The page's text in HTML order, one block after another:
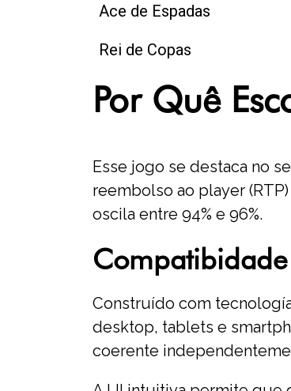
Ace de Espadas
Rei de Copas
Por Quê
Esse jogo se destaca no
reembolso ao player
oscila entre 94% e 96%.
Construído com
desktop, tablets e
coerente